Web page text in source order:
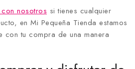
nosotros si tienes cualquier
en Mi Pequeña Tienda estamos
con tu compra de una manera